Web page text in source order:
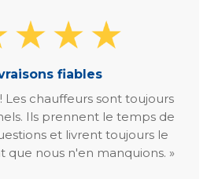
fiables
Les chauffeurs sont toujours
Ils prennent le temps de
et livrent toujours le
que nous n'en manquions. »